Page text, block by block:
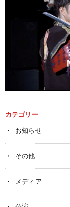
カテゴリー
お知らせ
その他
メディア